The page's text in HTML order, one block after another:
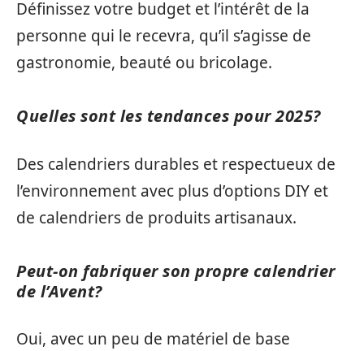
Définissez votre budget et l’intérêt de la
personne qui le recevra, qu’il s’agisse de
gastronomie, beauté ou bricolage.
Quelles sont les tendances pour 2025?
Des calendriers durables et respectueux de
l’environnement avec plus d’options DIY et
de calendriers de produits artisanaux.
Peut-on fabriquer son propre calendrier
de l’Avent?
Oui, avec un peu de matériel de base